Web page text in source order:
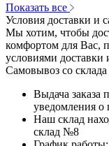
Показать все
Условия доставки и
Мы хотим, чтобы
комфортом для Вас,
условиями доставки
Самовывоз со склада
Выдача заказа
уведомления о
Наш склад
склад №8